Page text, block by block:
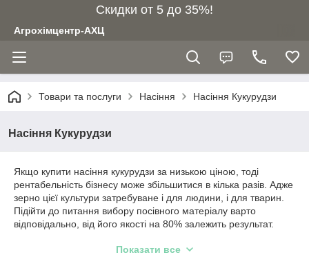
Скидки от 5 до 35%!
Агрохімцентр-АХЦ
Товари та послуги Насіння Насіння Кукурудзи
Насіння Кукурудзи
Якщо купити насіння кукурудзи за низькою ціною, тоді
рентабельність бізнесу може збільшитися в кілька разів. Адже
зерно цієї культури затребуване і для людини, і для тварин.
Підійти до питання вибору посівного матеріалу варто
відповідально, від його якості на 80% залежить результат.
сорти та гібриди насіння кукурудзи від авторитетного
Показати все